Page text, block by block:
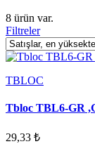
8 ürün var.
Filtreler
TBLOC
Tbloc TBL6-GR
29,33 ₺